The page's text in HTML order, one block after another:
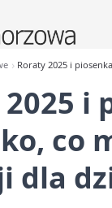
Roraty 2025 i
i
co
dla